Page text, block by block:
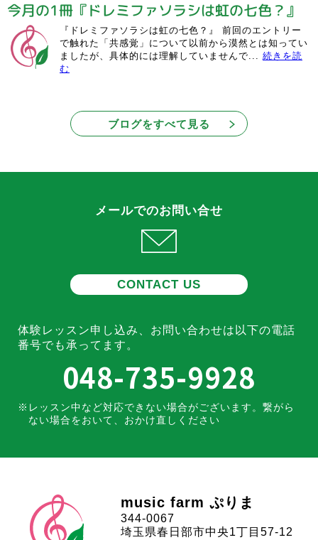
今月の1冊『ドレミファソラシは虹の七色？』
『ドレミファソラシは虹の七色？』 前回のエントリー
で触れた「共感覚」について以前から漠然とは知ってい
ましたが、具体的には理解していませんで... 続きを読
む
ブログをすべて見る
メールでのお問い合せ
CONTACT US
体験レッスン申し込み、お問い合わせは 以下の電話
番号でも承ってます。
048-735-9928
レッスン中など対応できない場合がございます。 繋がら
ない場合をおいて、おかけ直しください
music farm ぷりま
344-0067
埼玉県春日部市中央1丁目57-12